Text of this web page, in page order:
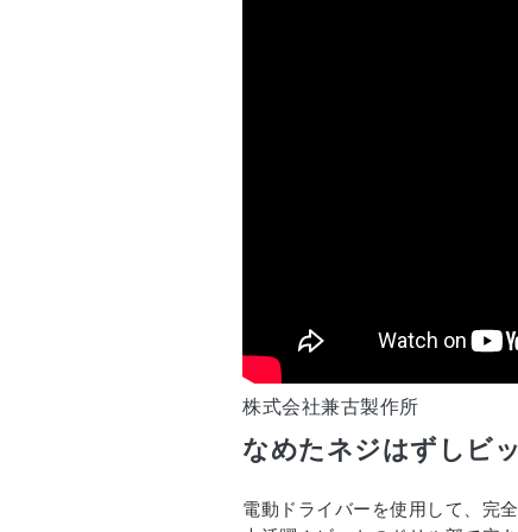
株式会社兼古製作所
なめたネジはずしビ
電動ドライバーを使用して、完